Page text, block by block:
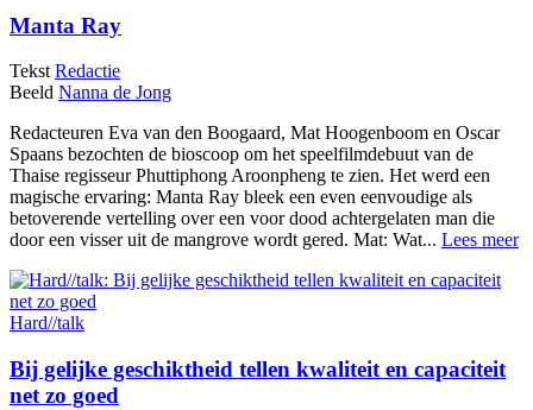
Manta Ray
Tekst Redactie
Beeld Nanna de Jong
Redacteuren Eva van den Boogaard, Mat Hoogenboom en Oscar
Spaans bezochten de bioscoop om het speelfilmdebuut van de
Thaise regisseur Phuttiphong Aroonpheng te zien. Het werd een
magische ervaring: Manta Ray bleek een even eenvoudige als
betoverende vertelling over een voor dood achtergelaten man die
door een visser uit de mangrove wordt gered. Mat: Wat... Lees meer
Hard//talk
Bij gelijke geschiktheid tellen kwaliteit en capaciteit
net zo goed